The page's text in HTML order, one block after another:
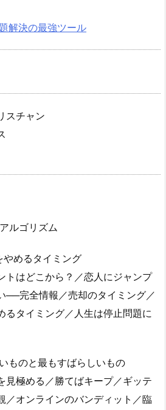
解決の最強ツール
スチャン
ルゴリズム
やめるタイミング
トはどこから？／恋人にジャンプ
──完全情報／売却のタイミング／
るタイミング／人生は停止問題に
ものと最もすばらしいもの
見極める／勝てばキープ／ギッテ
／オンラインのバンディット／臨